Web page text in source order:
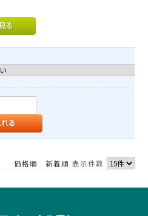
価格順 新着順 表示件数